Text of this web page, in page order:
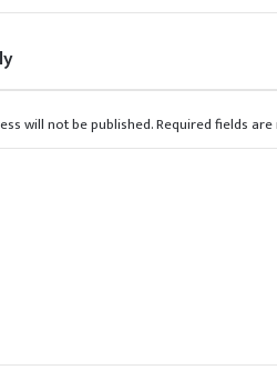
will not be published.Required fields